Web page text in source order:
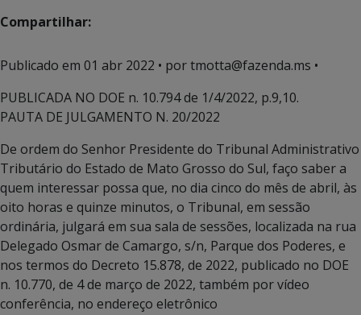
Compartilhar:
Publicado em 01 abr 2022 • por tmotta@fazenda.ms •
PUBLICADA NO DOE n. 10.794 de 1/4/2022, p.9,10.
PAUTA DE JULGAMENTO N. 20/2022
De ordem do Senhor Presidente do Tribunal Administrativo
Tributário do Estado de Mato Grosso do Sul, faço saber a
quem interessar possa que, no dia cinco do mês de abril, às
oito horas e quinze minutos, o Tribunal, em sessão
ordinária, julgará em sua sala de sessões, localizada na rua
Delegado Osmar de Camargo, s/n, Parque dos Poderes, e
nos termos do Decreto 15.878, de 2022, publicado no DOE
n. 10.770, de 4 de março de 2022, também por vídeo
conferência, no endereço eletrônico